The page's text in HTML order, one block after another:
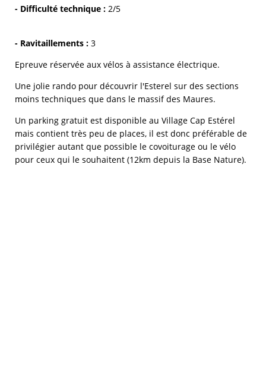
- Difficulté technique : 2/5
- Ravitaillements : 3
Epreuve réservée aux vélos à assistance électrique.
Une jolie rando pour découvrir l'Esterel sur des sections
moins techniques que dans le massif des Maures.
Un parking gratuit est disponible au Village Cap Estérel
mais contient très peu de places, il est donc préférable de
privilégier autant que possible le covoiturage ou le vélo
pour ceux qui le souhaitent (12km depuis la Base Nature).